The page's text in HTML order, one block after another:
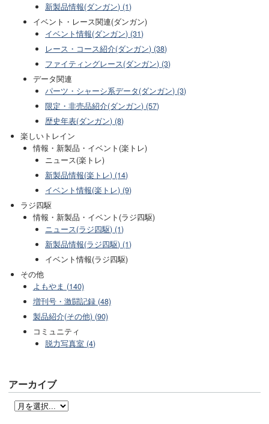
新製品情報(ダンガン) (1)
イベント・レース関連(ダンガン)
イベント情報(ダンガン) (31)
レース・コース紹介(ダンガン) (38)
ファイティングレース(ダンガン) (3)
データ関連
パーツ・シャーシ系データ(ダンガン) (3)
限定・非売品紹介(ダンガン) (57)
歴史年表(ダンガン) (8)
楽しいトレイン
情報・新製品・イベント(楽トレ)
ニュース(楽トレ)
新製品情報(楽トレ) (14)
イベント情報(楽トレ) (9)
ラジ四駆
情報・新製品・イベント(ラジ四駆)
ニュース(ラジ四駆) (1)
新製品情報(ラジ四駆) (1)
イベント情報(ラジ四駆)
その他
よもやま (140)
増刊号・激闘記録 (48)
製品紹介(その他) (90)
コミュニティ
脱力写真室 (4)
アーカイブ